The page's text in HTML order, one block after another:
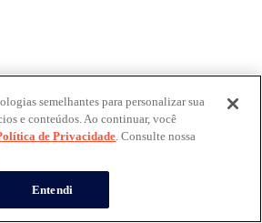
semelhantes para personalizar sua
e conteúdos. Ao continuar, você
de Privacidade. Consulte nossa
Entendi